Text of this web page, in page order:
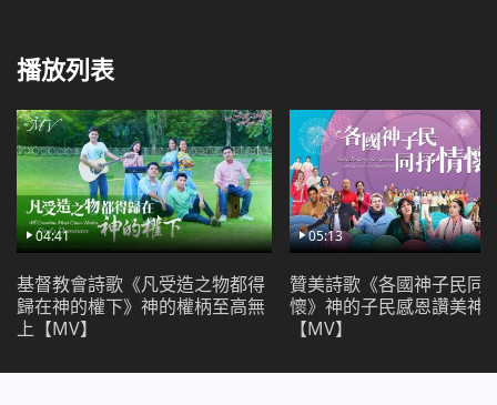
沒有消極退後也從不自暴自棄
盡心盡意守住本分沒肉體顧慮
雖然素質很差但我有顆誠實心
在凡事上盡上忠心滿足神心意
實行真理順服神做誠實的人
心懷坦蕩沒有詭詐活在光明中
誠實的人快來我願與你交交心
愛神的人都來相會交個好朋友
喜愛真理的人都是弟兄姊妹
快樂的人一起唱歌跳舞讚美神
誠實的人快來我願與你交交心
播放列表
04:41
基督教會詩歌《凡受造之物都得
歸在神的權下》神的權柄至高無
上【MV】
05:13
贊美詩歌《各國神子民同
懷》神的子民感恩讚美神
【MV】